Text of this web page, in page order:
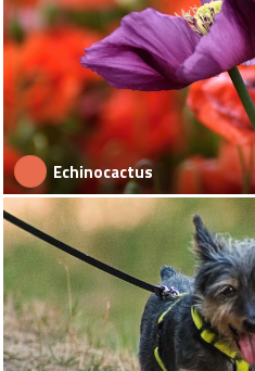
Echinocactus